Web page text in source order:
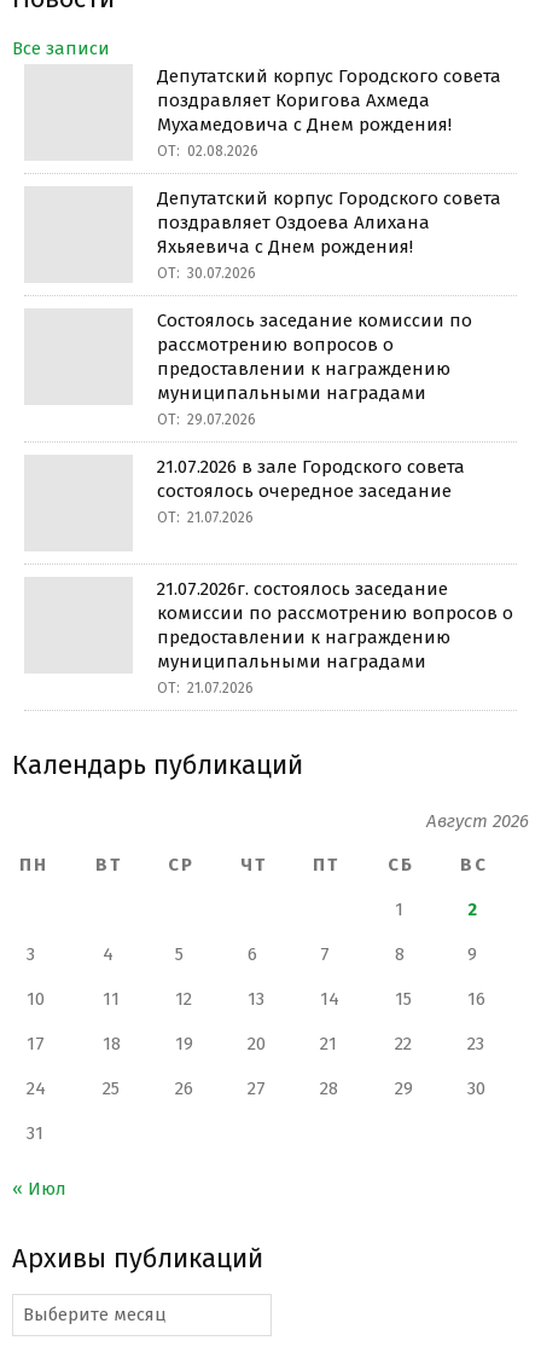
Все записи
Депутатский корпус Городского совета
поздравляет Коригова Ахмеда
Мухамедовича с Днем рождения!
ОТ: 02.08.2026
Депутатский корпус Городского совета
поздравляет Оздоева Алихана
Яхьяевича с Днем рождения!
ОТ: 30.07.2026
Состоялось заседание комиссии по
рассмотрению вопросов о
предоставлении к награждению
муниципальными наградами
ОТ: 29.07.2026
21.07.2026 в зале Городского совета
состоялось очередное заседание
ОТ: 21.07.2026
21.07.2026г. состоялось заседание
комиссии по рассмотрению вопросов о
предоставлении к награждению
муниципальными наградами
ОТ: 21.07.2026
Календарь публикаций
Август 2026
ПН
ВТ СР ЧТ ПТ СБ ВС
1 2
3 4 5 6 7 8 9
10 11 12 13 14 15 16
17 18 19 20 21 22 23
24 25 26 27 28 29 30
31
« Июл
Архивы публикаций
Архивы
публикаций